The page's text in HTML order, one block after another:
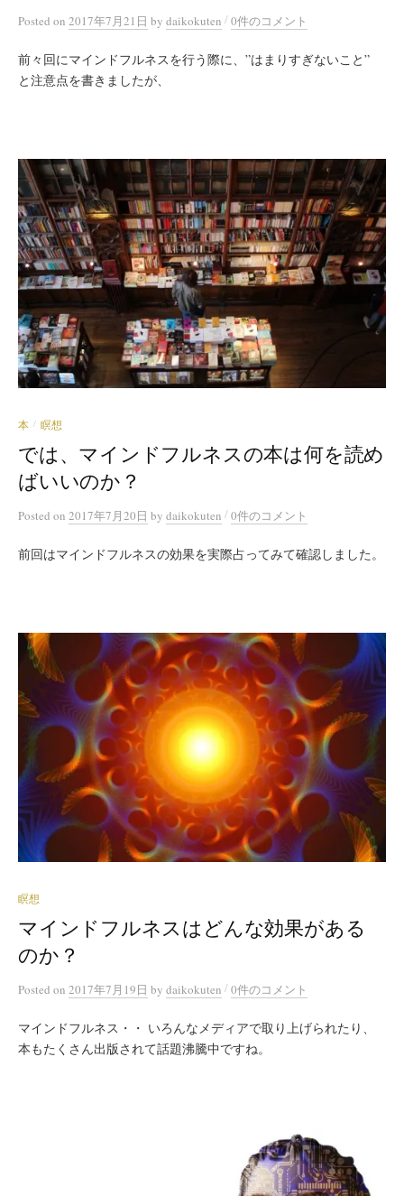
Posted on 2017年7月21日 by daikokuten /0件のコメント
前々回にマインドフルネスを行う際に、”はまりすぎないこと”
と注意点を書きましたが、
本 / 瞑想
では、マインドフルネスの本は何を読め
ばいいのか？
Posted on 2017年7月20日 by daikokuten /0件のコメント
前回はマインドフルネスの効果を実際占ってみて確認しました。
瞑想
マインドフルネスはどんな効果がある
のか？
Posted on 2017年7月19日 by daikokuten /0件のコメント
マインドフルネス・・ いろんなメディアで取り上げられたり、
本もたくさん出版されて話題沸騰中ですね。